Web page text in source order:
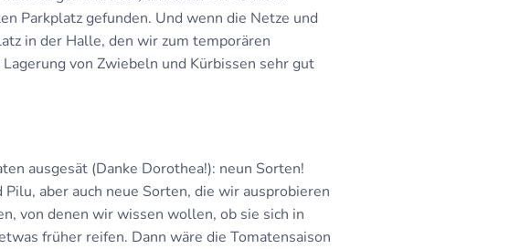
Parkplatz gefunden. Und wenn die Netze und
in der Halle, den wir zum temporären
von Zwiebeln und Kürbissen sehr gut
ausgesät (Danke Dorothea!): neun Sorten!
aber auch neue Sorten, die wir ausprobieren
von denen wir wissen wollen, ob sie sich in
früher reifen. Dann wäre die Tomatensaison